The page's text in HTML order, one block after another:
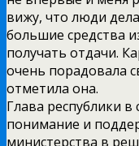
вижу, что люди
большие средства
получать отдачи.
очень порадовала
отметила она.
Глава республики
понимание и
министерства в